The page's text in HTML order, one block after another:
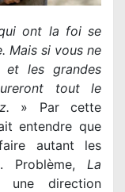
ont la foi se
Mais si vous ne
les grandes
tout le
» Par cette
entendre que
autant les
Problème, La
une direction